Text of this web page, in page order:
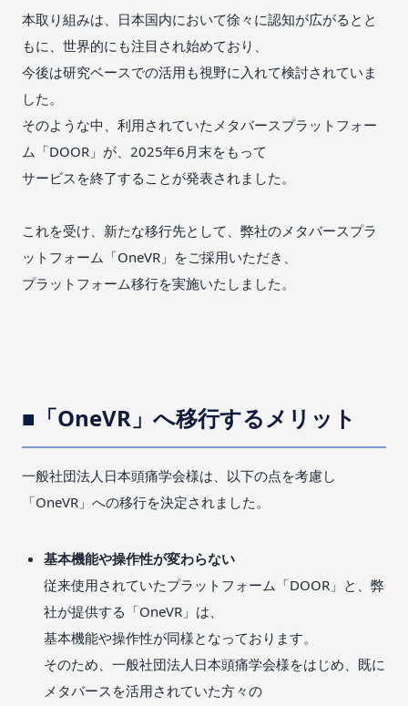
本取り組みは、日本国内において徐々に認知が広がるとと
もに、世界的にも注目され始めており、
今後は研究ベースでの活用も視野に入れて検討されていま
した。
そのような中、利用されていたメタバースプラットフォー
ム「DOOR」が、2025年6月末をもって
サービスを終了することが発表されました。
これを受け、新たな移行先として、弊社のメタバースプラ
ットフォーム「OneVR」をご採用いただき、
プラットフォーム移行を実施いたしました。
■「OneVR」へ移行するメリット
一般社団法人日本頭痛学会様は、以下の点を考慮し
「OneVR」への移行を決定されました。
基本機能や操作性が変わらない
従来使用されていたプラットフォーム「DOOR」と、弊
社が提供する「OneVR」は、
基本機能や操作性が同様となっております。
そのため、一般社団法人日本頭痛学会様をはじめ、既に
メタバースを活用されていた方々の